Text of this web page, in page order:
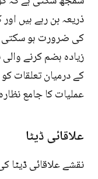
ذریعہ بن رہے ہیں
کی ضرورت ہو سکتی
زیادہ ہضم کرنے
کے درمیان تعلقات
عملیات کا جامع
علاقائی ڈیٹا
نقشے علاقائی ڈیٹا